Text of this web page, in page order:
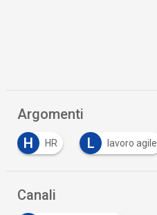
Argomenti
H
HR L lavoro agile
Canali